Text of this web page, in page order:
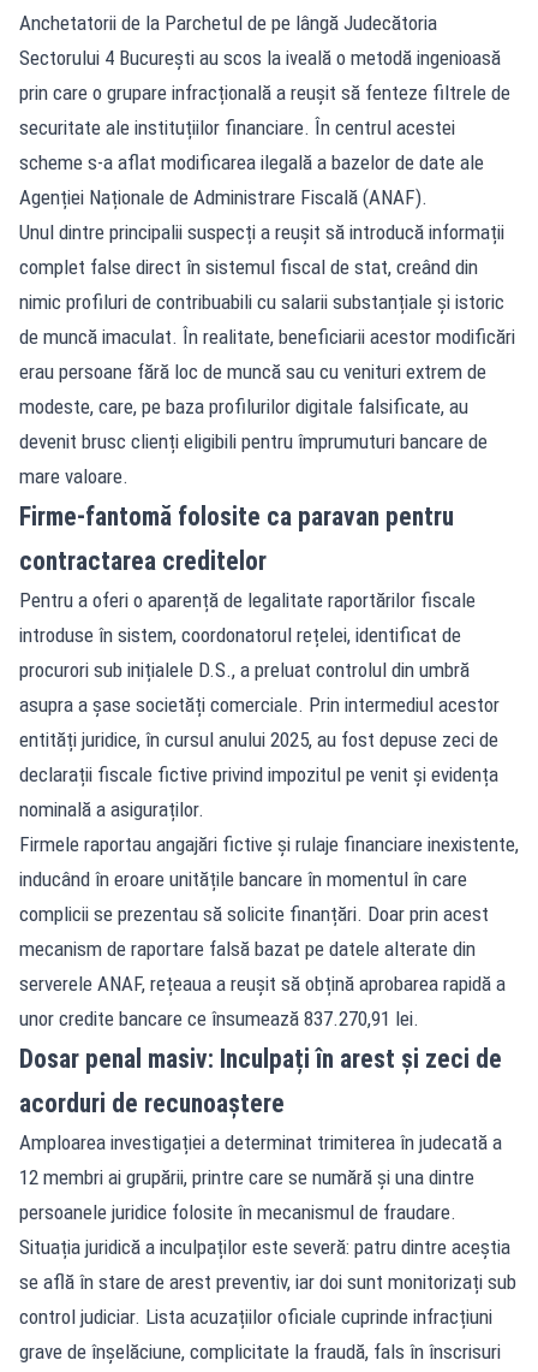
Anchetatorii de la Parchetul de pe lângă Judecătoria
Sectorului 4 București au scos la iveală o metodă ingenioasă
prin care o grupare infracțională a reușit să fenteze filtrele de
securitate ale instituțiilor financiare. În centrul acestei
scheme s-a aflat modificarea ilegală a bazelor de date ale
Agenției Naționale de Administrare Fiscală (ANAF).
Unul dintre principalii suspecți a reușit să introducă informații
complet false direct în sistemul fiscal de stat, creând din
nimic profiluri de contribuabili cu salarii substanțiale și istoric
de muncă imaculat. În realitate, beneficiarii acestor modificări
erau persoane fără loc de muncă sau cu venituri extrem de
modeste, care, pe baza profilurilor digitale falsificate, au
devenit brusc clienți eligibili pentru împrumuturi bancare de
mare valoare.
Firme-fantomă folosite ca paravan pentru
contractarea creditelor
Pentru a oferi o aparență de legalitate raportărilor fiscale
introduse în sistem, coordonatorul rețelei, identificat de
procurori sub inițialele D.S., a preluat controlul din umbră
asupra a șase societăți comerciale. Prin intermediul acestor
entități juridice, în cursul anului 2025, au fost depuse zeci de
declarații fiscale fictive privind impozitul pe venit și evidența
nominală a asiguraților.
Firmele raportau angajări fictive și rulaje financiare inexistente,
inducând în eroare unitățile bancare în momentul în care
complicii se prezentau să solicite finanțări. Doar prin acest
mecanism de raportare falsă bazat pe datele alterate din
serverele ANAF, rețeaua a reușit să obțină aprobarea rapidă a
unor credite bancare ce însumează 837.270,91 lei.
Dosar penal masiv: Inculpați în arest și zeci de
acorduri de recunoaștere
Amploarea investigației a determinat trimiterea în judecată a
12 membri ai grupării, printre care se numără și una dintre
persoanele juridice folosite în mecanismul de fraudare.
Situația juridică a inculpaților este severă: patru dintre aceștia
se află în stare de arest preventiv, iar doi sunt monitorizați sub
control judiciar. Lista acuzațiilor oficiale cuprinde infracțiuni
grave de înșelăciune, complicitate la fraudă, fals în înscrisuri